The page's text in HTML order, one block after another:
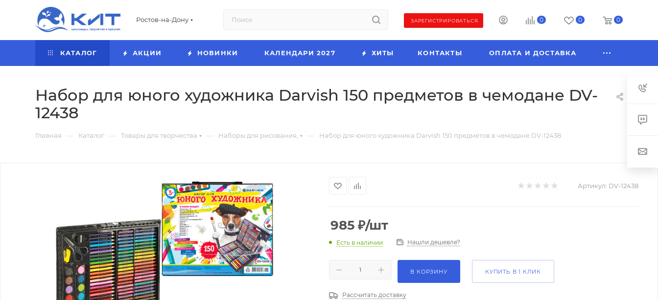
Ростов-на-Дону ЗАРЕГИСТРИРОВАТЬСЯ 0 0 0
КАТАЛОГ АКЦИИ НОВИНКИ КАЛЕНДАРИ 2027 ХИТЫ КОНТАКТЫ ОПЛАТА И ДОСТАВКА
Набор для юного художника Darvish 150 предметов в чемодане DV-
12438
Главная — Каталог — Товары для творчества — Наборы для рисования, — Набор для юного художника Darvish 150 предметов в чемодане DV-12438
Артикул: DV-12438
985 ₽/шт
Есть в наличии Нашли дешевле?
В КОРЗИНУ КУПИТЬ В 1 КЛИК
Рассчитать доставку